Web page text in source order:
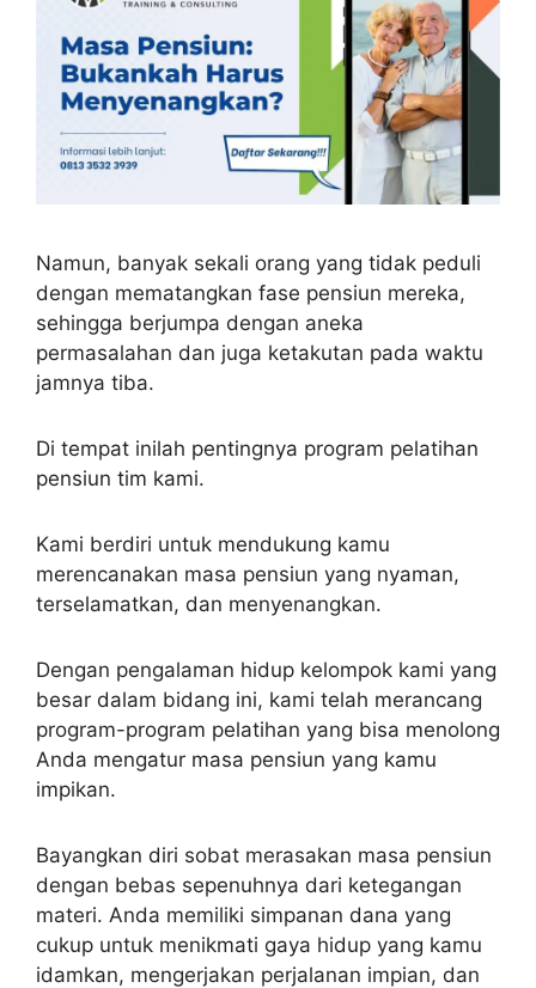
Namun, banyak sekali orang yang tidak peduli
dengan mematangkan fase pensiun mereka,
sehingga berjumpa dengan aneka
permasalahan dan juga ketakutan pada waktu
jamnya tiba.
Di tempat inilah pentingnya program pelatihan
pensiun tim kami.
Kami berdiri untuk mendukung kamu
merencanakan masa pensiun yang nyaman,
terselamatkan, dan menyenangkan.
Dengan pengalaman hidup kelompok kami yang
besar dalam bidang ini, kami telah merancang
program-program pelatihan yang bisa menolong
Anda mengatur masa pensiun yang kamu
impikan.
Bayangkan diri sobat merasakan masa pensiun
dengan bebas sepenuhnya dari ketegangan
materi. Anda memiliki simpanan dana yang
cukup untuk menikmati gaya hidup yang kamu
idamkan, mengerjakan perjalanan impian, dan